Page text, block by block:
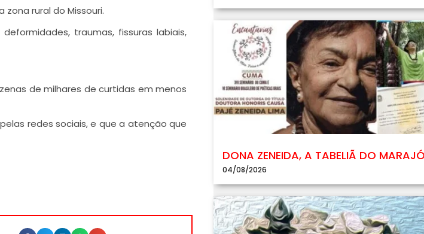
rural do Missouri.
traumas, fissuras labiais,
de milhares de curtidas em menos
redes sociais, e que a atenção que
DONA ZENEIDA, A TABELIÃ DO
04/08/2026